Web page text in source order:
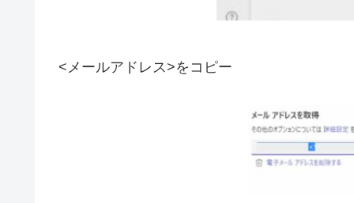
<メールアドレス>をコピー